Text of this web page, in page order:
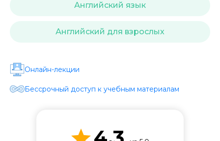
Английский язык
Английский для взрослых
Онлайн-лекции
Бессрочный доступ к учебным материалам
Программа обучения *